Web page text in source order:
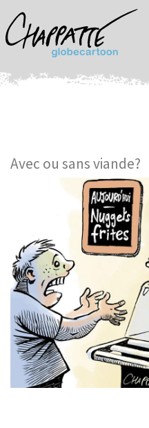
Avec ou sans viande?